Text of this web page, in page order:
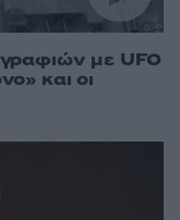
με UFO
και οι